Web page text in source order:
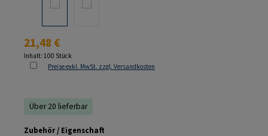
Regulärer Preis:
21,48 €
Inhalt: 100 Stück
Preise exkl. MwSt. zzgl. Versandkosten
Über 20 lieferbar
Zubehör / Eigenschaft